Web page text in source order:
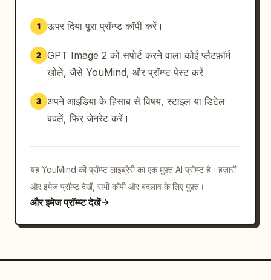
1 ऊपर दिया पूरा प्रॉम्प्ट कॉपी करें।
2 GPT Image 2 को सपोर्ट करने वाला कोई प्लैटफ़ॉर्म
खोलें, जैसे YouMind, और प्रॉम्प्ट पेस्ट करें।
3 अपने आइडिया के हिसाब से विषय, स्टाइल या डिटेल
बदलें, फिर जेनरेट करें।
यह YouMind की प्रॉम्प्ट लाइब्रेरी का एक मुफ़्त AI प्रॉम्प्ट है। हज़ारों
और इमेज प्रॉम्प्ट देखें, सभी कॉपी और बदलाव के लिए मुफ़्त।
और इमेज प्रॉम्प्ट देखें